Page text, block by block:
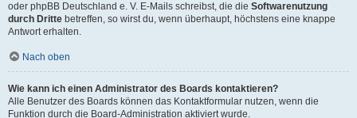
oder phpBB Deutschland e. V. E-Mails schreibst, die die Softwarenutzung
durch Dritte betreffen, so wirst du, wenn überhaupt, höchstens eine knappe
Antwort erhalten.
Nach oben
Wie kann ich einen Administrator des Boards kontaktieren?
Alle Benutzer des Boards können das Kontaktformular nutzen, wenn die
Funktion durch die Board-Administration aktiviert wurde.